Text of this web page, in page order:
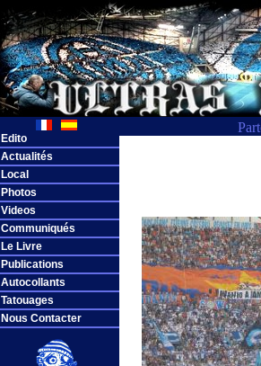
Edito
Actualités
Local
Photos
Videos
Communiqués
Le Livre
Publications
Autocollants
Tatouages
Nous Contacter